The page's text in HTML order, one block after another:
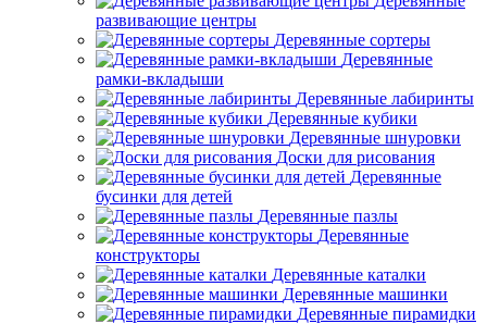
развивающие центры
Деревянные сортеры
Деревянные
рамки-вкладыши
Деревянные лабиринты
Деревянные кубики
Деревянные шнуровки
Доски для рисования
Деревянные
бусинки для детей
Деревянные пазлы
Деревянные
конструкторы
Деревянные каталки
Деревянные машинки
Деревянные пирамидки